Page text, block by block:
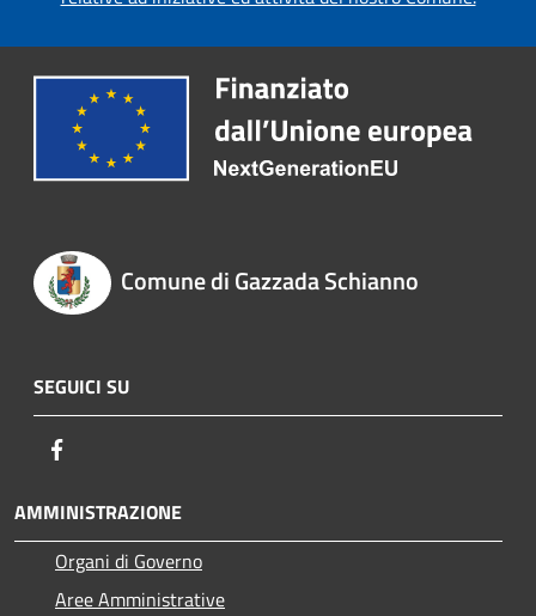
Comune di Gazzada Schianno
SEGUICI SU
AMMINISTRAZIONE
Organi di Governo
Aree Amministrative